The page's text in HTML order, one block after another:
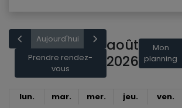
Aujourd'hui
Prendre rendez-
vous
août
2026
Mon
planning
lun. mar. mer. jeu. ven.